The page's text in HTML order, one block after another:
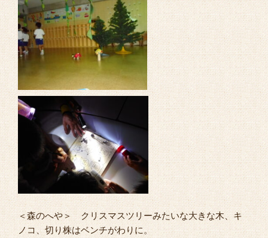
＜森のへや＞ クリスマスツリーみたいな大きな木、キ
ノコ、切り株はベンチがわりに。